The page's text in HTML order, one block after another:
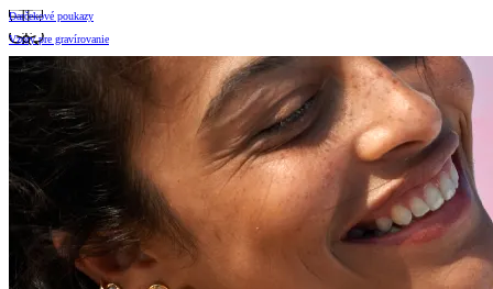
Darčekové poukazy
Vzory pre gravírovanie